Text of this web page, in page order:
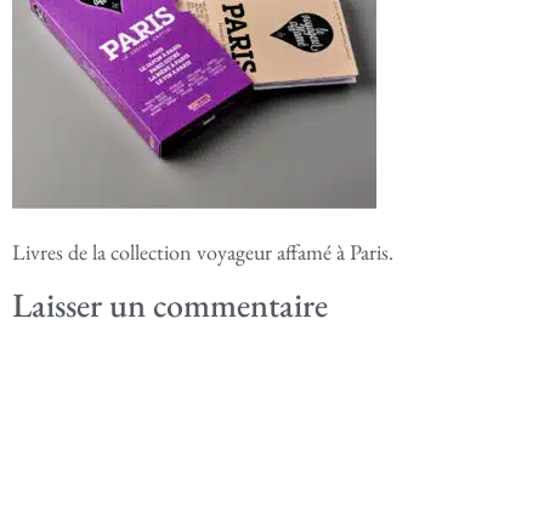
Livres de la collection voyageur affamé à Paris.
Laisser un commentaire